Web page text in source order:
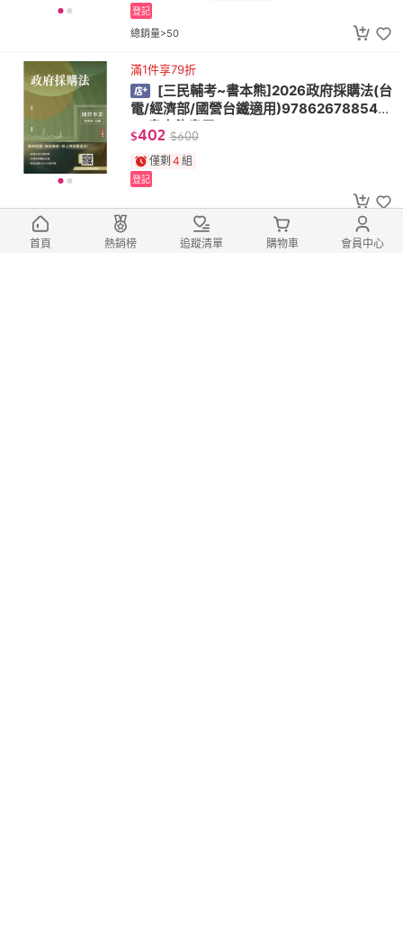
總銷量>50
登記
滿1件享79折
[三民輔考~書本熊]2026政府採購法(台
電/經濟部/國營台鐵適用)978626788543
7<書本熊書屋>
$402 $600
僅剩 4 組
登記
滿1件享85折
首頁 熱銷榜 追蹤清單 購物車 會員中心